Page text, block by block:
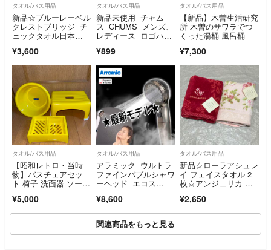
タオル/バス用品
新品☆ブルーレーベル
クレストブリッジ チ
ェックタオル日本
¥3,600
タオル/バス用品
新品未使用 チャム
ス CHUMS メンズ、
レディース ロゴハン
¥899
タオル/バス用品
【新品】木曽生活研究
所 木曽のサワラでつ
くった湯桶 風呂桶
¥7,300
タオル/バス用品
【昭和レトロ・当時
物】バスチェアセッ
ト 椅子 洗面器 ソープ
¥5,000
タオル/バス用品
アラミック ウルトラ
ファインバブルシャワ
ーヘッド エコス
¥8,600
タオル/バス用品
新品☆ローラアシュレ
イ フェイスタオル 2
枚☆アンジェリカ ブ
¥2,650
関連商品をもっと見る